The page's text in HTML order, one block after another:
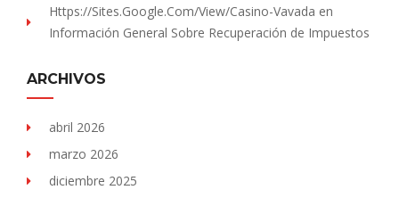
Https://sites.Google.com/view/Casino-Vavada en
Información General Sobre Recuperación de Impuestos
ARCHIVOS
abril 2026
marzo 2026
diciembre 2025